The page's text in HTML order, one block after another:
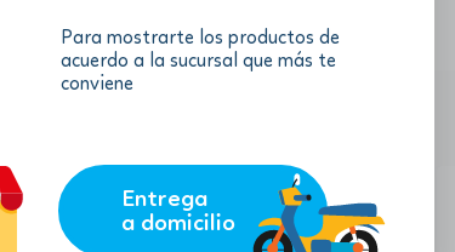
Para mostrarte los productos de
acuerdo a la sucursal que más te
conviene
Entrega
a domicilio